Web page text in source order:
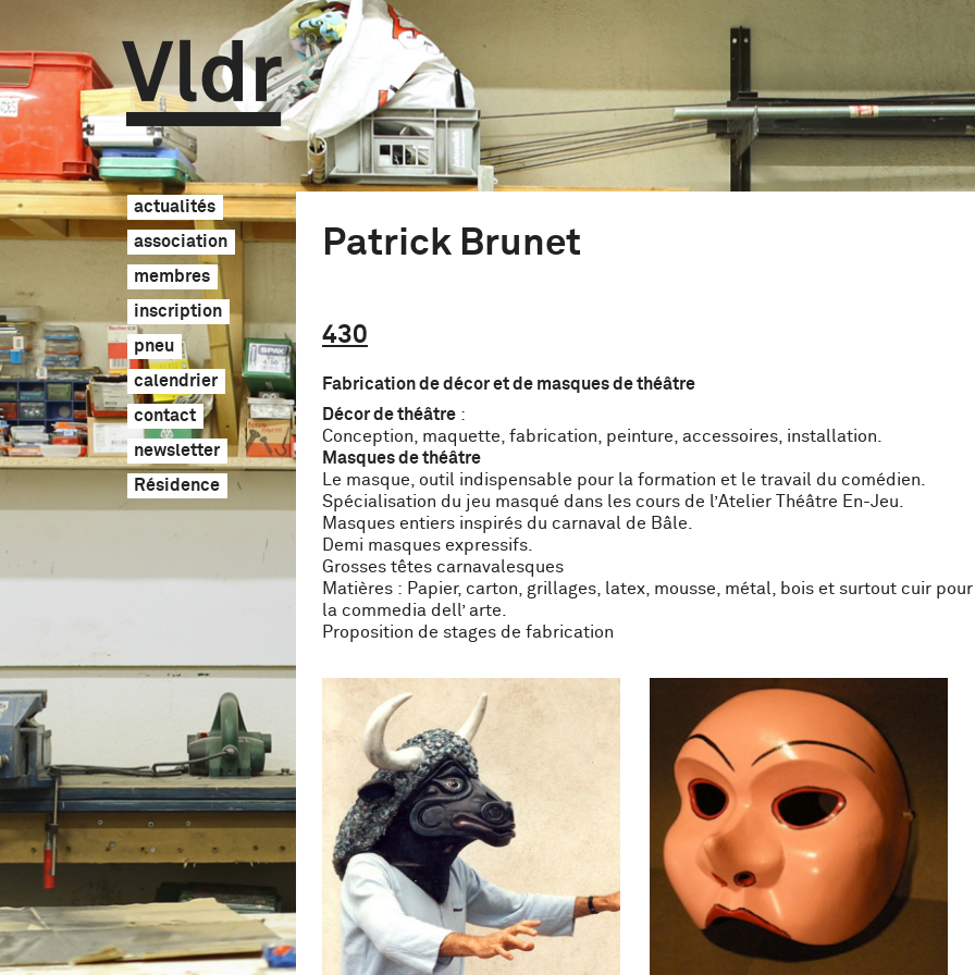
Vldr
actualités
association
membres
inscription
pneu
calendrier
contact
newsletter
Résidence
Patrick Brunet
430
Fabrication de décor et de masques de théâtre
Décor de théâtre :
Conception, maquette, fabrication, peinture, accessoires, installation.
Masques de théâtre
Le masque, outil indispensable pour la formation et le travail du comédien.
Spécialisation du jeu masqué dans les cours de l’Atelier Théâtre En-Jeu.
Masques entiers inspirés du carnaval de Bâle.
Demi masques expressifs.
Grosses têtes carnavalesques
Matières : Papier, carton, grillages, latex, mousse, métal, bois et surtout cuir
la commedia dell’ arte.
Proposition de stages de fabrication